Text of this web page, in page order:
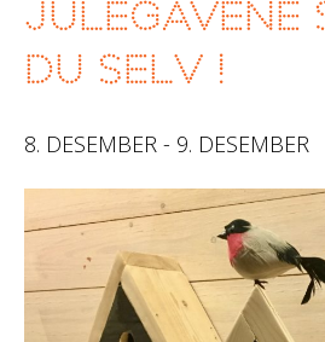
julegavene
du selv !
8. DESEMBER - 9. DESEMBER